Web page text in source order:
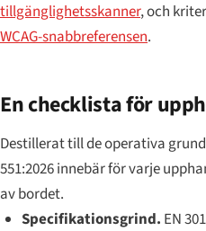
tillgänglighetsskanner, och
WCAG-snabbreferensen.
En checklista för
Destillerat till de operativa
551:2026 innebär för varje
av bordet.
Specifikationsgrind. EN